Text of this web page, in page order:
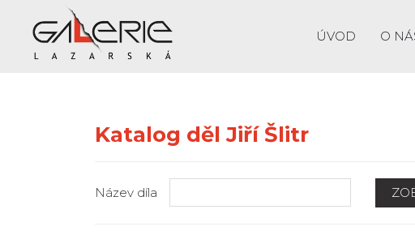
ÚVOD O
Katalog děl Jiří Šlitr
Název díla